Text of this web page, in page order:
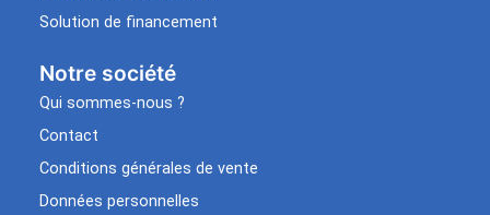
Solution de financement
Notre société
Qui sommes-nous ?
Contact
Conditions générales de vente
Données personnelles